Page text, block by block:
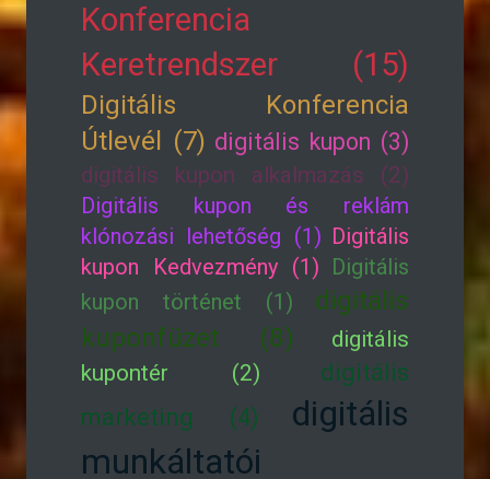
Konferencia
Keretrendszer (15)
Digitális Konferencia
Útlevél (7) digitális kupon (3)
digitális kupon alkalmazás (2)
Digitális kupon és reklám
klónozási lehetőség (1) Digitális
kupon Kedvezmény (1) Digitális
kupon történet (1)
digitális
kuponfüzet (8)
digitális
kupontér (2)
digitális
marketing (4)
digitális
munkáltatói